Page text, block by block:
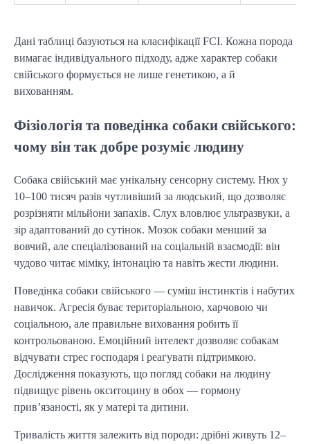
Дані таблиці базуються на класифікації FCI. Кожна порода
вимагає індивідуального підходу, адже характер собаки
свійського формується не лише генетикою, а й
вихованням.
Фізіологія та поведінка собаки свійського:
чому він так добре розуміє людину
Собака свійський має унікальну сенсорну систему. Нюх у
10–100 тисяч разів чутливіший за людський, що дозволяє
розрізняти мільйони запахів. Слух вловлює ультразвуки, а
зір адаптований до сутінок. Мозок собаки менший за
вовчий, але спеціалізований на соціальній взаємодії: він
чудово читає міміку, інтонацію та навіть жести людини.
Поведінка собаки свійського — суміш інстинктів і набутих
навичок. Агресія буває територіальною, харчовою чи
соціальною, але правильне виховання робить її
контрольованою. Емоційний інтелект дозволяє собакам
відчувати стрес господаря і реагувати підтримкою.
Дослідження показують, що погляд собаки на людину
підвищує рівень окситоцину в обох — гормону
прив’язаності, як у матері та дитини.
Тривалість життя залежить від породи: дрібні живуть 12–